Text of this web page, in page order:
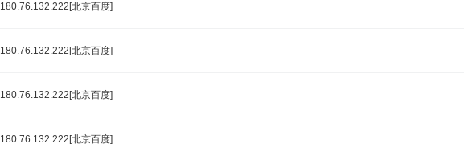
180.76.132.222[北京百度]
180.76.132.222[北京百度]
180.76.132.222[北京百度]
180.76.132.222[北京百度]